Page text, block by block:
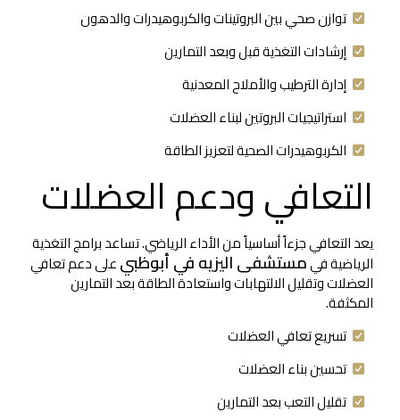
توازن صحي بين البروتينات والكربوهيدرات والدهون
إرشادات التغذية قبل وبعد التمارين
إدارة الترطيب والأملاح المعدنية
استراتيجيات البروتين لبناء العضلات
الكربوهيدرات الصحية لتعزيز الطاقة
التعافي ودعم العضلات
يعد التعافي جزءاً أساسياً من الأداء الرياضي. تساعد برامج التغذية
الرياضية فيمستشفى اليزيه في أبوظبيعلى دعم تعافي
العضلات وتقليل الالتهابات واستعادة الطاقة بعد التمارين
المكثفة.
تسريع تعافي العضلات
تحسين بناء العضلات
تقليل التعب بعد التمارين